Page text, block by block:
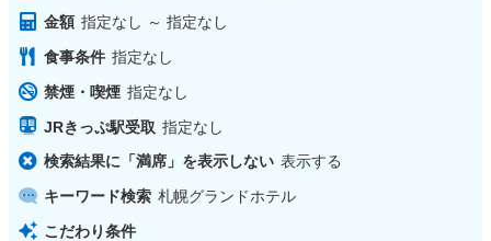
金額 指定なし ～ 指定なし
食事条件 指定なし
禁煙・喫煙 指定なし
JRきっぷ駅受取 指定なし
検索結果に「満席」を表示しない 表示する
キーワード検索 札幌グランドホテル
こだわり条件